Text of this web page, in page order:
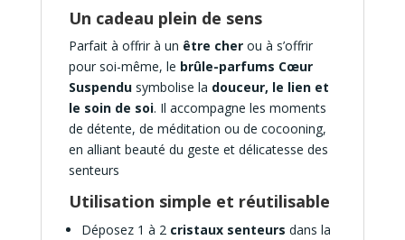
Un cadeau plein de sens
Parfait à offrir à un être cherou à s’offrir
pour soi-même, le brûle-parfums Cœur
Suspendusymbolise la douceur, le lien et
le soin de soi. Il accompagne les moments
de détente, de méditation ou de cocooning,
en alliant beauté du geste et délicatesse des
senteurs
Utilisation simple et réutilisable
Déposez 1 à 2 cristaux senteurs dans la